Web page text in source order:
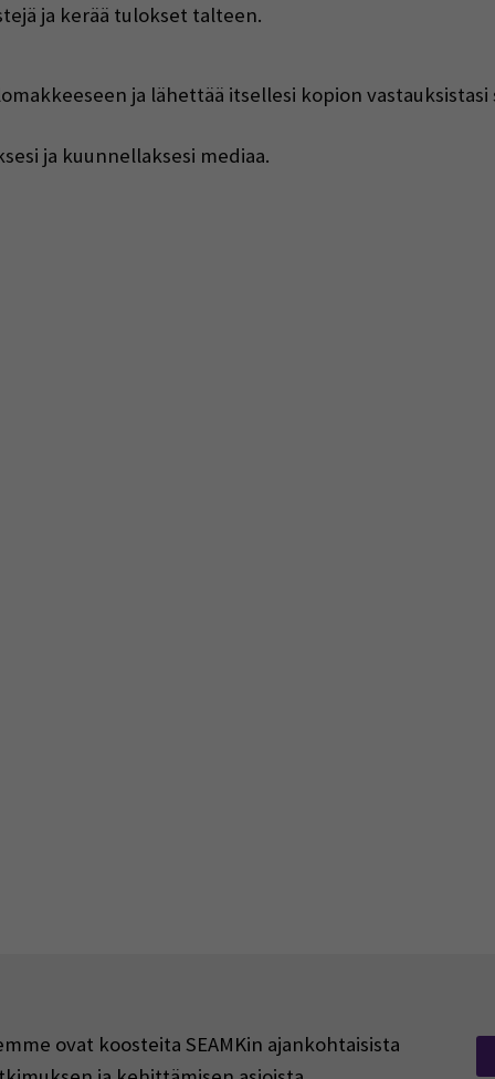
ja kerää tulokset talteen.
ja lähettää itsellesi kopion
ja kuunnellaksesi mediaa.
ovat koosteita SEAMKin ajankohtaisista